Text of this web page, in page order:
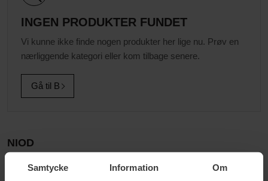
Samtycke Information Om
INGEN PRODUKTER FUNDET
Vi kunne ikke finde nogen produkter her lige nu. Prøv en
nærliggende kategori eller kom tilbage senere.
Gå til B
NIOD
NIOD er en lille, komplet hudplejeserie med funktionelle
nicheprodukter til hudplejenørden, dvs. forbrugeren, der har en